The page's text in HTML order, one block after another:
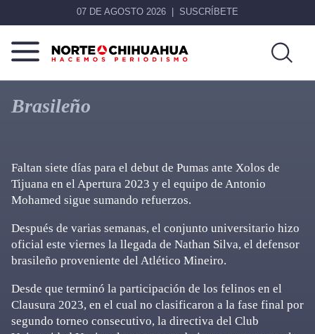
07 DE AGOSTO 2026 SUSCRÍBETE
Norte
De
Chihuahua
Más
que
noticias,
Brasileño
Faltan siete días para el debut de Pumas ante Xolos de
Tijuana en el Apertura 2023 y el equipo de Antonio
Mohamed sigue sumando refuerzos.
Después de varias semanas, el conjunto universitario hizo
oficial este viernes la llegada de Nathan Silva, el defensor
brasileño proveniente del Atlético Mineiro.
Desde que terminó la participación de los felinos en el
Clausura 2023, en el cual no clasificaron a la fase final por
segundo torneo consecutivo, la directiva del Club